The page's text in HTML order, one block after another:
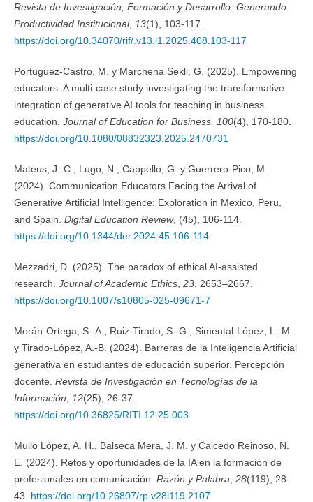
Revista de Investigación, Formación y Desarrollo: Generando
Productividad Institucional, 13(1), 103-117.
https://doi.org/10.34070/rif/.v13.i1.2025.408.103-117
Portuguez-Castro, M. y Marchena Sekli, G. (2025). Empowering
educators: A multi-case study investigating the transformative
integration of generative AI tools for teaching in business
education. Journal of Education for Business, 100(4), 170-180.
https://doi.org/10.1080/08832323.2025.2470731
Mateus, J.-C., Lugo, N., Cappello, G. y Guerrero-Pico, M.
(2024). Communication Educators Facing the Arrival of
Generative Artificial Intelligence: Exploration in Mexico, Peru,
and Spain. Digital Education Review, (45), 106-114.
https://doi.org/10.1344/der.2024.45.106-114
Mezzadri, D. (2025). The paradox of ethical AI-assisted
research. Journal of Academic Ethics, 23, 2653–2667.
https://doi.org/10.1007/s10805-025-09671-7
Morán-Ortega, S.-A., Ruiz-Tirado, S.-G., Simental-López, L.-M.
y Tirado-López, A.-B. (2024). Barreras de la Inteligencia Artificial
generativa en estudiantes de educación superior. Percepción
docente. Revista de Investigación en Tecnologías de la
Información
12(25), 26-37.
https://doi.org/10.36825/RITI.12.25.003
Mullo López, A. H., Balseca Mera, J. M. y Caicedo Reinoso, N.
E. (2024). Retos y oportunidades de la IA en la formación de
profesionales en comunicación. Razón y Palabra 28(119), 28-
43. https://doi.org/10.26807/rp.v28i119.2107